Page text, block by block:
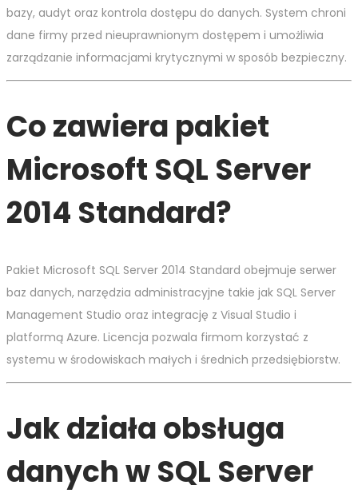
bazy, audyt oraz kontrola dostępu do danych. System chroni
dane firmy przed nieuprawnionym dostępem i umożliwia
zarządzanie informacjami krytycznymi w sposób bezpieczny.
Co zawiera pakiet
Microsoft SQL Server
2014 Standard?
Pakiet Microsoft SQL Server 2014 Standard obejmuje serwer
baz danych, narzędzia administracyjne takie jak SQL Server
Management Studio oraz integrację z Visual Studio i
platformą Azure. Licencja pozwala firmom korzystać z
systemu w środowiskach małych i średnich przedsiębiorstw.
Jak działa obsługa
danych w SQL Server